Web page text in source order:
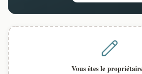
Vous êtes le